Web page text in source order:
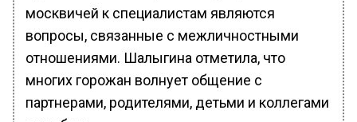
москвичей к специалистам являются
вопросы, связанные с межличностными
отношениями. Шалыгина отметила, что
многих горожан волнует общение с
партнерами, родителями, детьми и коллегами